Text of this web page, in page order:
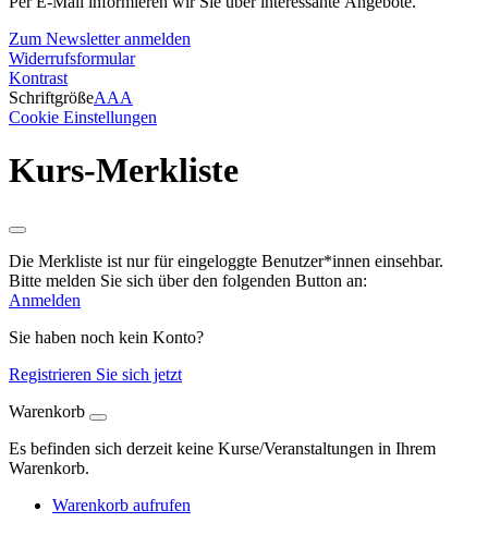
Zum Newsletter anmelden
Widerrufsformular
Kontrast
SchriftgrößeAAA
Cookie Einstellungen
Kurs-Merkliste
Die Merkliste ist nur für eingeloggte Benutzer*innen einsehbar.
Bitte melden Sie sich über den folgenden Button an:
Anmelden
Sie haben noch kein Konto?
Registrieren Sie sich jetzt
Warenkorb
Es befinden sich derzeit keine Kurse/Veranstaltungen in Ihrem
Warenkorb.
Warenkorb aufrufen